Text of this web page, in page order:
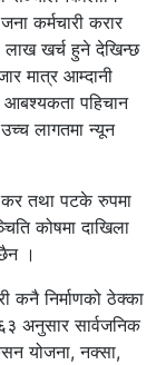
कर्मचारी करार
लाख खर्च हुने देखिन्छ
मात्र आम्दानी
आबश्यकता पहिचान
लागतमा न्यून
कर तथा पटके रुपमा
कोषमा दाखिला
।
कनै निर्माणको ठेक्का
अनुसार सार्वजनिक
योजना, नक्सा,